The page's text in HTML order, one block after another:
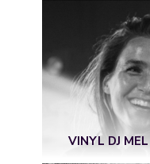
VINYL DJ MEL